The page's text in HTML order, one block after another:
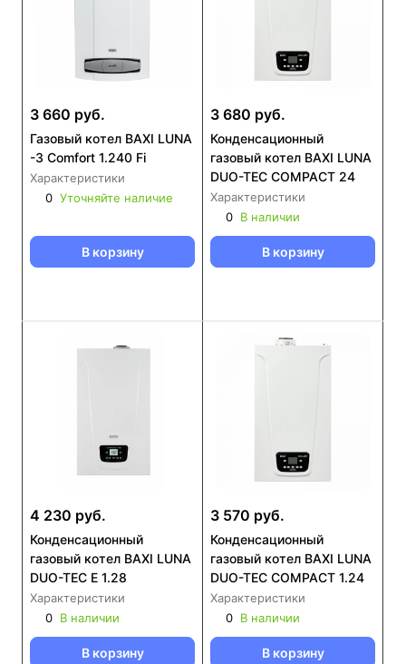
3 660 руб.
Газовый котел BAXI LUNA
-3 Comfort 1.240 Fi
Характеристики
0 Уточняйте наличие
В корзину
3 680 руб.
Конденсационный
газовый котел BAXI LUNA
DUO-TEC COMPACT 24
Характеристики
0 В наличии
В корзину
4 230 руб.
Конденсационный
газовый котел BAXI LUNA
DUO-TEC E 1.28
Характеристики
0 В наличии
В корзину
3 570 руб.
Конденсационный
газовый котел BAXI LUNA
DUO-TEC COMPACT 1.24
Характеристики
0 В наличии
В корзину